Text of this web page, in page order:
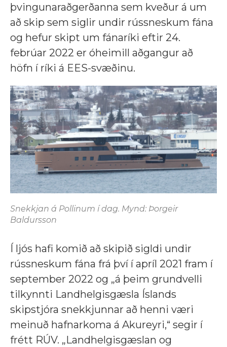
þvingunaraðgerðanna sem kveður á um
að skip sem siglir undir rússneskum fána
og hefur skipt um fánaríki eftir 24.
febrúar 2022 er óheimill aðgangur að
höfn í ríki á EES-svæðinu.
Snekkjan á Pollinum í dag. Mynd: Þorgeir
Baldursson
Í ljós hafi komið að skipið sigldi undir
rússneskum fána frá því í apríl 2021 fram í
september 2022 og „á þeim grundvelli
tilkynnti Landhelgisgæsla Íslands
skipstjóra snekkjunnar að henni væri
meinuð hafnarkoma á Akureyri,“ segir í
frétt RÚV. „Landhelgisgæslan og